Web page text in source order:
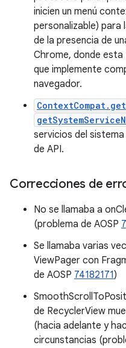
inicien un menú
personalizable) para
de la presencia de
Chrome, donde
que implemente
navegador.
servicios del
de API.
Correcciones de
No se llamaba a
(problema de AOSP
Se llamaba varias
ViewPager con
de AOSP 74182171)
de RecyclerView
(hacia adelante y
circunstancias